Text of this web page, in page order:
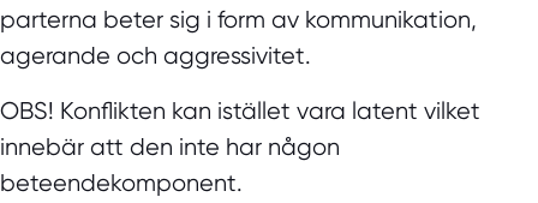
parterna beter sig i form av kommunikation,
agerande och aggressivitet.
OBS! Konflikten kan istället vara latent vilket
innebär att den inte har någon
beteendekomponent.